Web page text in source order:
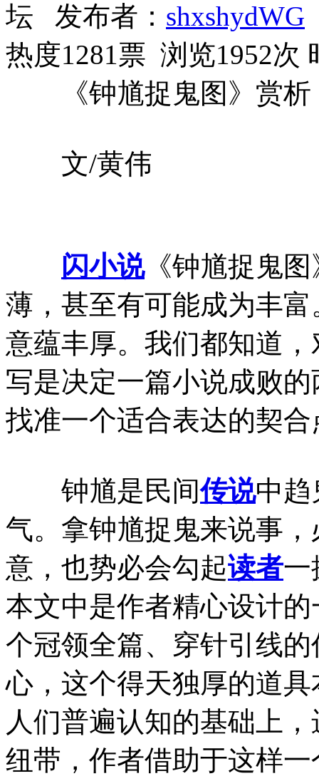
坛 发布者： shxshydWG
热度1281票 浏览1952次
《钟馗捉鬼图》赏析
文/黄伟
闪小说《钟馗捉鬼
薄，甚至有可能成为丰
意蕴丰厚。我们都知道
写是决定一篇小说成败
找准一个适合表达的契
钟馗是民间传说中趋
气。拿钟馗捉鬼来说事
意，也势必会勾起读者一
本文中是作者精心设计的
个冠领全篇、穿针引线
心，这个得天独厚的道
人们普遍认知的基础上
纽带，作者借助于这样